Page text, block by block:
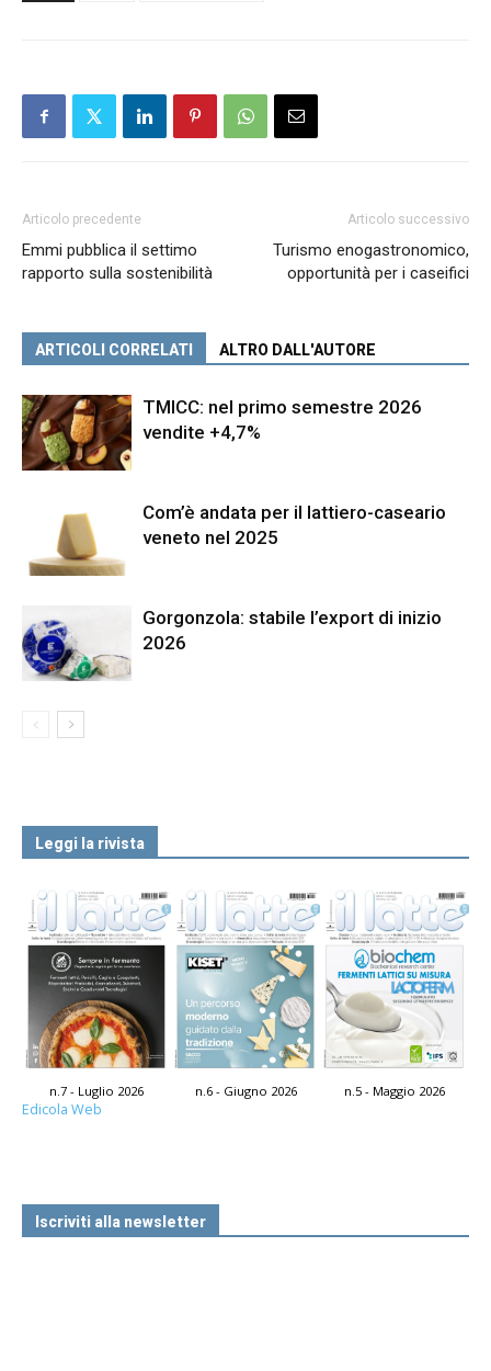
Articolo precedente
Emmi pubblica il settimo
rapporto sulla sostenibilità
Articolo successivo
Turismo enogastronomico,
opportunità per i caseifici
ARTICOLI CORRELATI ALTRO DALL'AUTORE
TMICC: nel primo semestre 2026
vendite +4,7%
Com’è andata per il lattiero-caseario
veneto nel 2025
Gorgonzola: stabile l’export di inizio
2026
Leggi la rivista
n.7 - Luglio 2026 n.6 - Giugno 2026 n.5 - Maggio 2026
Edicola Web
Iscriviti alla newsletter